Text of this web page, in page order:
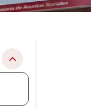
chevron_right